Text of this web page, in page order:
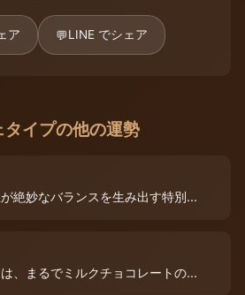
ア 💬LINE でシェア
タイプの他の運勢
絶妙なバランスを生み出す特別...
、まるでミルクチョコレートの...